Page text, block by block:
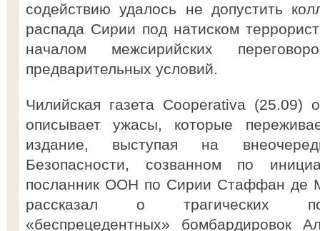
содействию удалось не допустить
распада Сирии под натиском
началом межсирийских
предварительных условий.
Чилийская газета Cooperativa (25.09)
описывает ужасы, которые
издание, выступая на
Безопасности, созванном по
посланник ООН по Сирии Стаффан де
рассказал о трагических
«беспрецедентных» бомбардировок